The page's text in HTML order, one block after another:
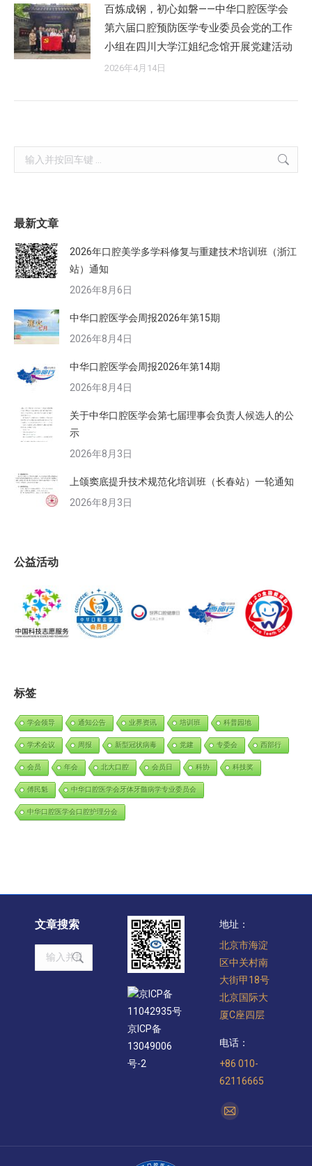
百炼成钢，初心如磐——中华口腔医学会
第六届口腔预防医学专业委员会党的工作
小组在四川大学江姐纪念馆开展党建活动
2026年4月14日
Search:
最新文章
2026年口腔美学多学科修复与重建技术培训班（浙江
站）通知
2026年8月6日
中华口腔医学会周报2026年第15期
2026年8月4日
中华口腔医学会周报2026年第14期
2026年8月4日
关于中华口腔医学会第七届理事会负责人候选人的公
示
2026年8月3日
上颌窦底提升技术规范化培训班（长春站）一轮通知
2026年8月3日
公益活动
标签
学会领导 通知公告 业界资讯 培训班 科普园地
学术会议 周报 新型冠状病毒 党建 专委会 西部行
会员 年会 北大口腔 会员日 科协 科技奖
傅民魁 中华口腔医学会牙体牙髓病学专业委员会
中华口腔医学会口腔护理分会
文章搜索
Search:
京ICP备
11042935号
京ICP备
13049006
号-2
地址：
北京市海淀
区中关村南
大街甲18号
北京国际大
厦C座四层
电话：
+86 010-
62116665
找到我们：
Mail